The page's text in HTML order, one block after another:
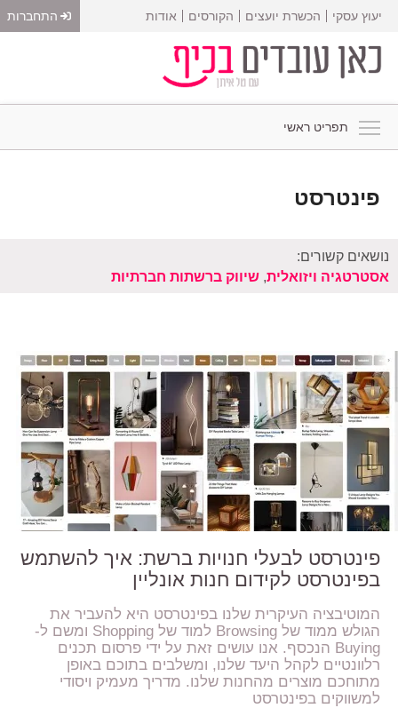
יעוץ עסקי הכשרת יועצים הקורסים אודות התחברות
תפריט ראשי
פינטרסט
נושאים קשורים:
אסטרטגיה ויזואלית, שיווק ברשתות חברתיות
פינטרסט לבעלי חנויות ברשת: איך להשתמש
בפינטרסט לקידום חנות אונליין
המוטיבציה העיקרית שלנו בפינטרסט היא להעביר את
הגולש ממוד של Browsing למוד של Shopping ומשם ל-
Buying הנכסף. אנו עושים זאת על ידי פרסום תכנים
רלוונטיים לקהל היעד שלנו, ומשלבים בתוכם באופן
מתוחכם מוצרים מהחנות שלנו. מדריך מעמיק ויסודי
למשווקים בפינטרסט